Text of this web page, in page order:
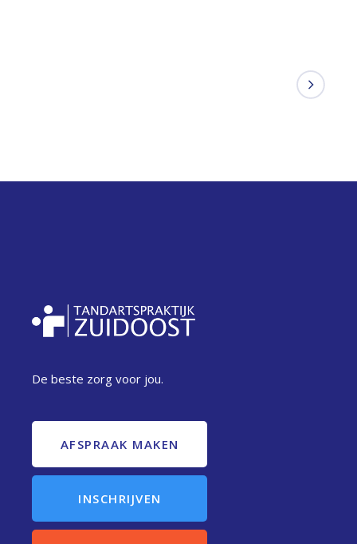
De beste zorg voor jou.
AFSPRAAK MAKEN
INSCHRIJVEN